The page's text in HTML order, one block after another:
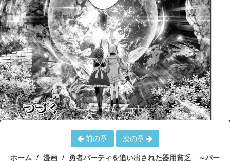
前の章 次の章
ホーム 漫画 勇者パーティを追い出された器用貧乏 ～パー